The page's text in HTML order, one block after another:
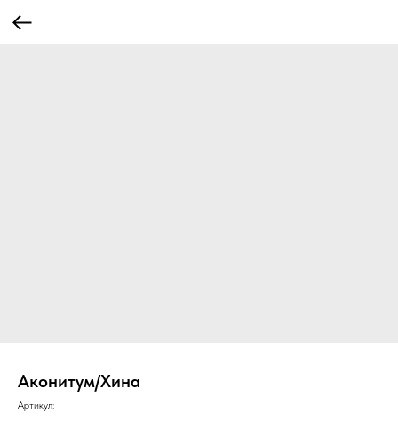
Аконитум/Хина
Артикул: